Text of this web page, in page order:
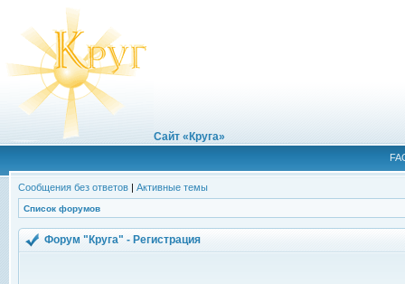
Сайт «Круга»
Сообщения без ответов | Активные темы
Список форумов
Форум "Круга" - Регистрация